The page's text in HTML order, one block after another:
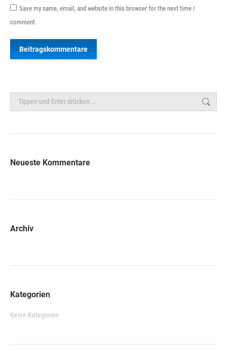
Save my name, email, and website in this browser for the next time I
comment.
Beitragskommentare
Search:
Neueste Kommentare
Archiv
Kategorien
Keine Kategorien